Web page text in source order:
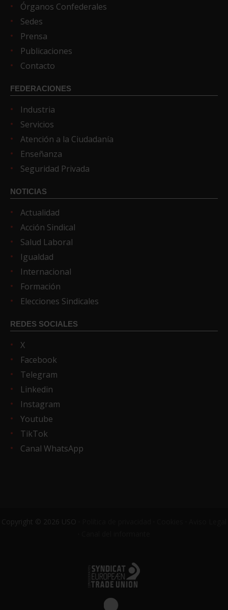
Órganos Confederales
Sedes
Prensa
Publicaciones
Contacto
FEDERACIONES
Industria
Servicios
Atención a la Ciudadanía
Enseñanza
Seguridad Privada
NOTICIAS
Actualidad
Acción Sindical
Salud Laboral
Igualdad
Internacional
Formación
Elecciones Sindicales
REDES SOCIALES
X
Facebook
Telegram
Linkedin
Instagram
Youtube
TikTok
Canal WhatsApp
Copyright © 2026 USO ·